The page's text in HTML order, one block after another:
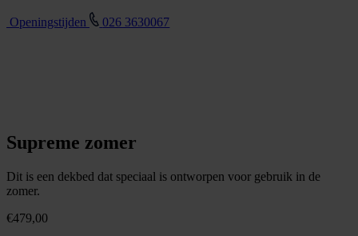
Openingstijden 026 3630067
Supreme zomer
Dit is een dekbed dat speciaal is ontworpen voor gebruik in de
zomer.
€479,00